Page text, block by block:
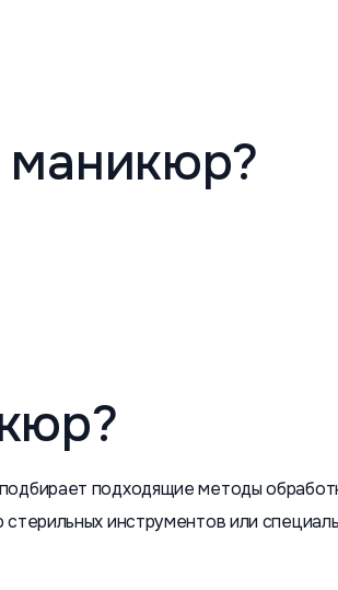
маникюр?
подходящие методы
инструментов или